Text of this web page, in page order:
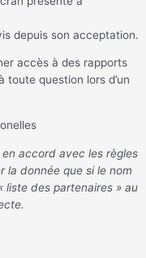
depuis son acceptation.
accès à des rapports
toute question lors d’un
accord avec les règles
la donnée que si le nom
liste des partenaires » au